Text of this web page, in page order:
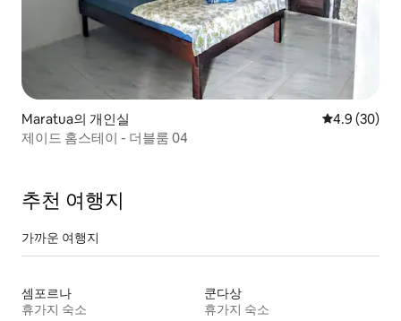
Maratua의 개인실 평점 4.9점(5
4.9 (30)
제이드 홈스테이 - 더블룸 04
추천 여행지
가까운 여행지
셈포르나
휴가지 숙소
쿤다상
휴가지 숙소